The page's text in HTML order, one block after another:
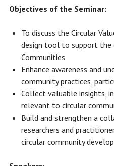
Objectives of the Seminar:
To discuss the Circular
design tool to support the
Communities
Enhance awareness and
community practices,
Collect valuable insights,
relevant to circular
Build and strengthen a
researchers and
circular community